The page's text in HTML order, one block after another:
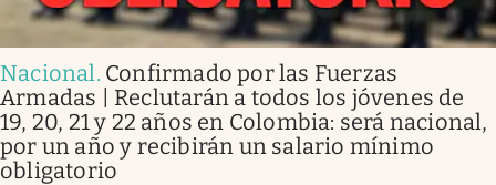
Nacional. Confirmado por las Fuerzas
Armadas | Reclutarán a todos los jóvenes de
19, 20, 21 y 22 años en Colombia: será nacional,
por un año y recibirán un salario mínimo
obligatorio